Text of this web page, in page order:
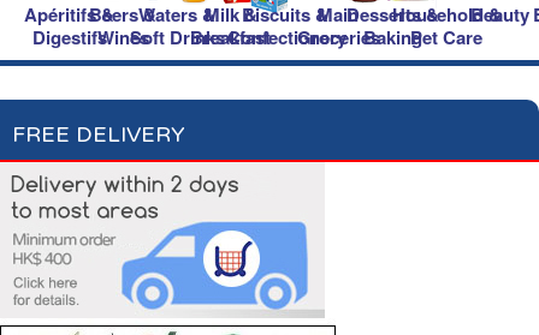
Apéritifs &
Digestifs
Beers &
Wines
Waters &
Soft Drinks
Milk &
Breakfast
Biscuits &
Confectionery
Main
Groceries
Desserts &
Baking
Household &
Pet Care
Beauty
FREE DELIVERY